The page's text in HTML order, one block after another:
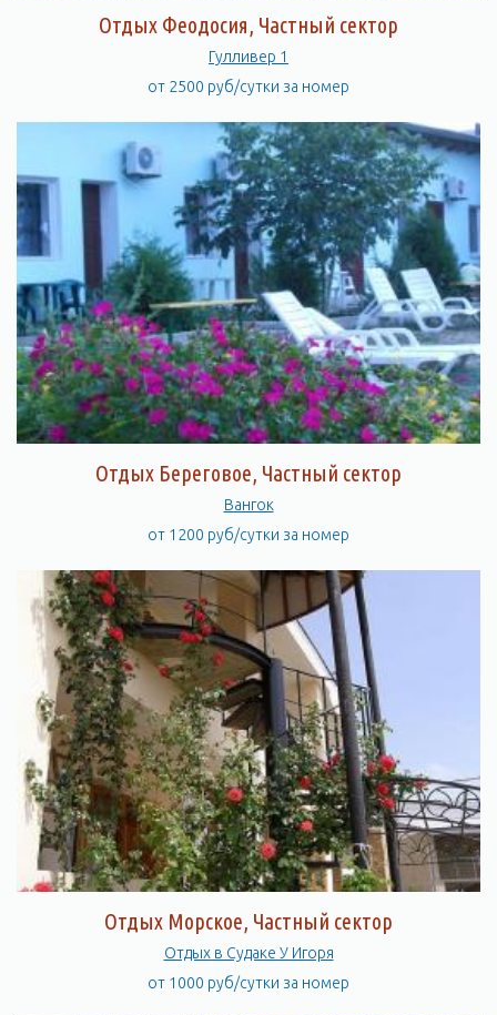
Отдых Феодосия, Частный сектор
Гулливер 1
от 2500 руб/сутки за номер
Отдых Береговое, Частный сектор
Вангок
от 1200 руб/сутки за номер
Отдых Морское, Частный сектор
Отдых в Судаке У Игоря
от 1000 руб/сутки за номер